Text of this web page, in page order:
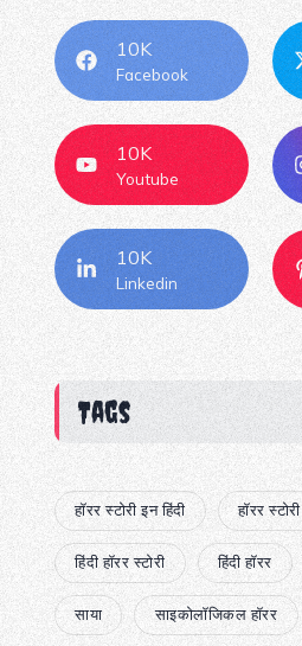
10K
Facebook
10K
Youtube
10K
Linkedin
Tags
हॉरर स्टोरी इन हिंदी हॉरर स्टोरी
हिंदी हॉरर स्टोरी हिंदी हॉरर
साया साइकोलॉजिकल हॉरर